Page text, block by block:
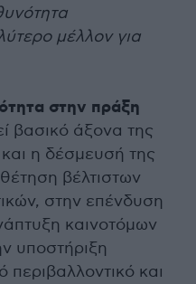
μέλλον για
στην πράξη
βασικό άξονα της
η δέσμευσή της
βέλτιστων
στην επένδυση
καινοτόμων
υποστήριξη
και